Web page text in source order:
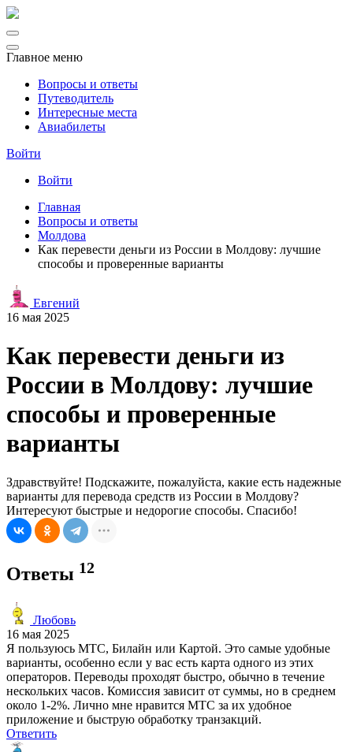
Главное меню
Вопросы и ответы
Путеводитель
Интересные места
Авиабилеты
Войти
Войти
Главная
Вопросы и ответы
Молдова
Как перевести деньги из России в Молдову: лучшие
способы и проверенные варианты
Евгений
16 мая 2025
Как перевести деньги из
России в Молдову: лучшие
способы и проверенные
варианты
Здравствуйте! Подскажите, пожалуйста, какие есть надежные
варианты для перевода средств из России в Молдову?
Интересуют быстрые и недорогие способы. Спасибо!
Ответы 12
Любовь
16 мая 2025
Я пользуюсь МТС, Билайн или Картой. Это самые удобные
варианты, особенно если у вас есть карта одного из этих
операторов. Переводы проходят быстро, обычно в течение
нескольких часов. Комиссия зависит от суммы, но в среднем
около 1-2%. Лично мне нравится МТС за их удобное
приложение и быструю обработку транзакций.
Ответить